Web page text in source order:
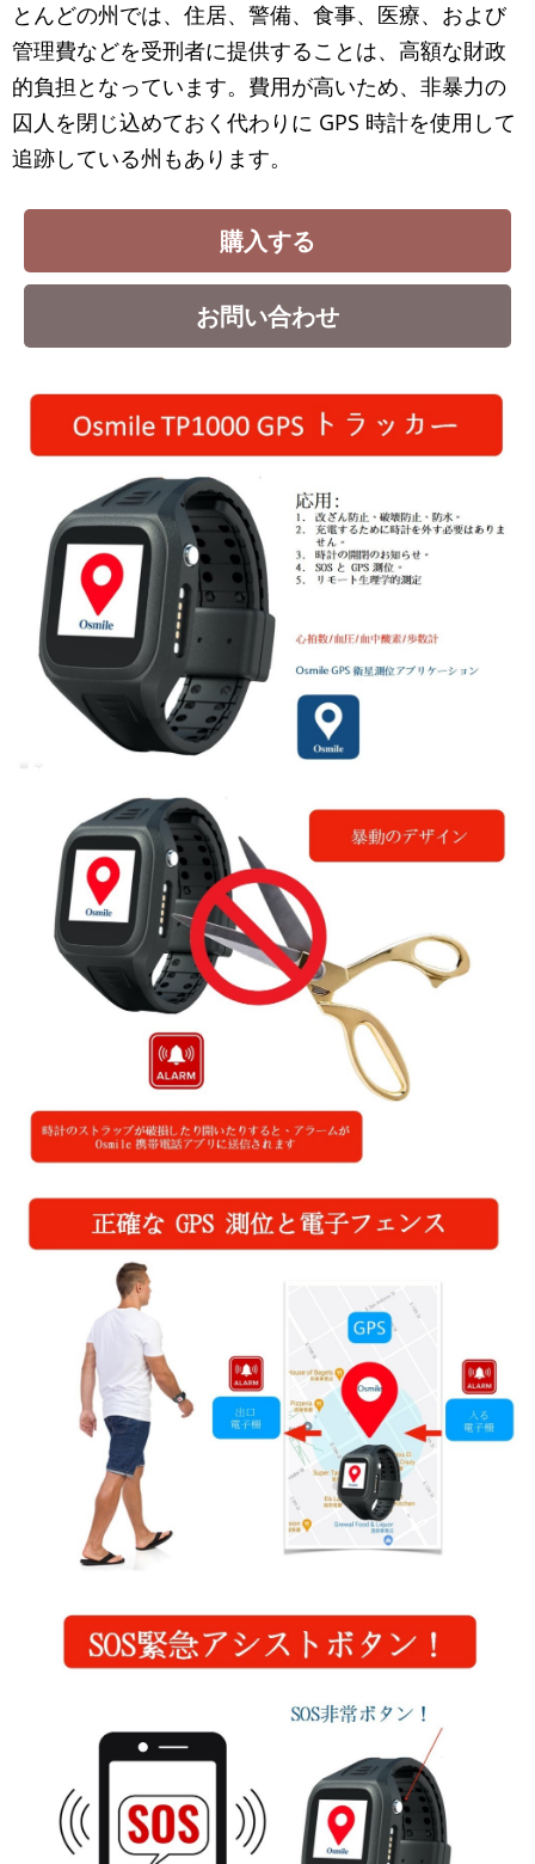
とんどの州では、住居、警備、食事、医療、および
管理費などを受刑者に提供することは、高額な財政
的負担となっています。費用が高いため、非暴力の
囚人を閉じ込めておく代わりに GPS 時計を使用して
追跡している州もあります。
購入する
お問い合わせ